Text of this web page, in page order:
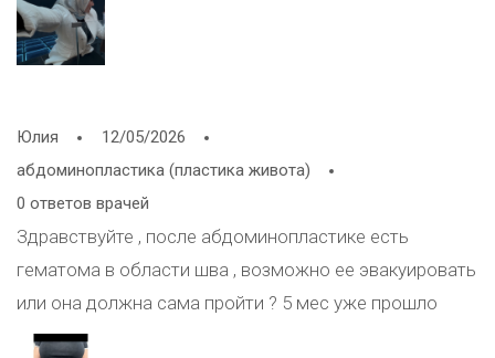
Юлия
12/05/2026
абдоминопластика (пластика живота)
0 ответов врачей
Здравствуйте , после абдоминопластике есть
гематома в области шва , возможно ее эвакуировать
или она должна сама пройти ? 5 мес уже прошло